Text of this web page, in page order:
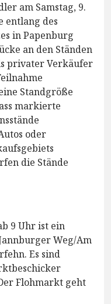
am Samstag, 9.
entlang des
in Papenburg
an den Ständen
privater Verkäufer
Standgröße
markierte
oder
die Stände
9 Uhr ist ein
Weg/Am
Es sind
Flohmarkt geht